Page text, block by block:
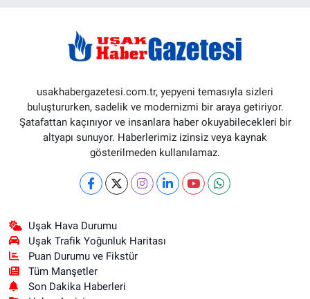
usakhabergazetesi.com.tr, yepyeni temasıyla sizleri
buluştururken, sadelik ve modernizmi bir araya getiriyor.
Şatafattan kaçınıyor ve insanlara haber okuyabilecekleri bir
altyapı sunuyor. Haberlerimiz izinsiz veya kaynak
gösterilmeden kullanılamaz.
Uşak Hava Durumu
Uşak Trafik Yoğunluk Haritası
Puan Durumu ve Fikstür
Tüm Manşetler
Son Dakika Haberleri